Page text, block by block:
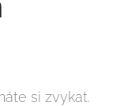
si zvykat.